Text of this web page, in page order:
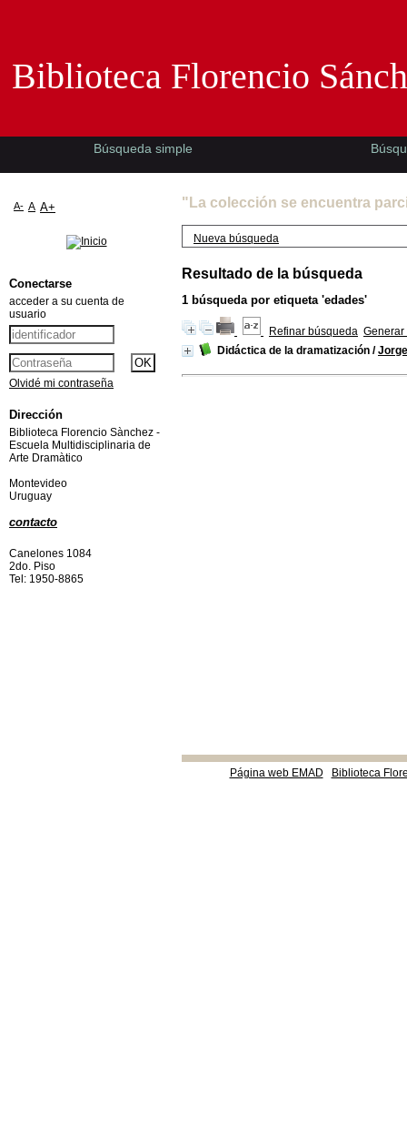
"La colección se encuentra
Nueva búsqueda
Resultado de la búsqueda
1 búsqueda por etiqueta 'edades'
Refinar búsqueda Generar
Didáctica de la dramatización /
Página web EMAD Biblioteca
Biblioteca Florencio
Búsqueda simple
A- A A+
Conectarse
acceder a su cuenta de
usuario
Olvidé mi contraseña
Dirección
Biblioteca Florencio Sànchez -
Escuela Multidisciplinaria de
Arte Dramàtico
Montevideo
Uruguay
contacto
Canelones 1084
2do. Piso
Tel: 1950-8865